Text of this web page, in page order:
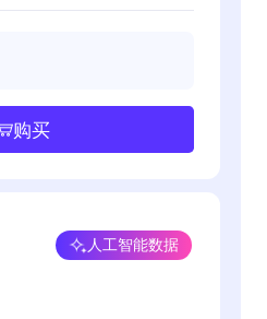
购买
人工智能数据